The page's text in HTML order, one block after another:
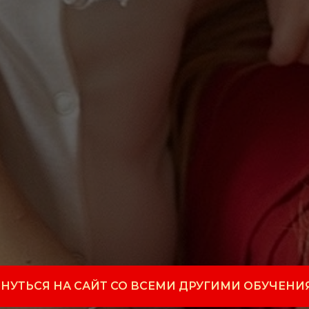
НА САЙТ СО ВСЕМИ ДРУГИМИ